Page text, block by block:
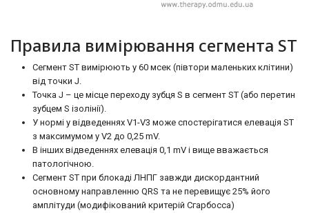
Правила вимірювання сегмента ST
Сегмент ST вимірюють у 60 мсек (півтори маленьких клітини)
від точки J.
Точка J – це місце переходу зубця S в сегмент ST (або перетин
зубцем S ізолінії).
У нормі у відведеннях V1-V3 може спостерігатися елевація ST
з максимумом у V2 до 0,25 mV.
В інших відведеннях елевація 0,1 mV і вище вважається
патологічною.
Сегмент ST при блокаді ЛНПГ завжди дискордантний
основному направленню QRS та не перевищує 25% його
амплітуди (модифікований критерій Сгарбосса)